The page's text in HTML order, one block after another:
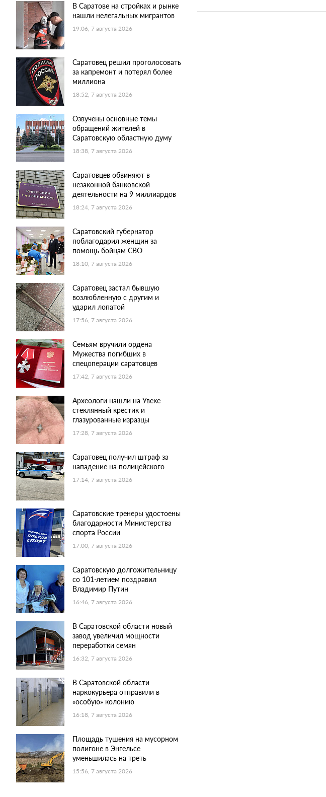
В Саратове на стройках и рынке
нашли нелегальных мигрантов
19:06, 7 августа 2026
Саратовец решил проголосовать
за капремонт и потерял более
миллиона
18:52, 7 августа 2026
Озвучены основные темы
обращений жителей в
Саратовскую областную думу
18:38, 7 августа 2026
Саратовцев обвиняют в
незаконной банковской
деятельности на 9 миллиардов
18:24, 7 августа 2026
Саратовский губернатор
поблагодарил женщин за
помощь бойцам СВО
18:10, 7 августа 2026
Саратовец застал бывшую
возлюбленную с другим и
ударил лопатой
17:56, 7 августа 2026
Семьям вручили ордена
Мужества погибших в
спецоперации саратовцев
17:42, 7 августа 2026
Археологи нашли на Увеке
стеклянный крестик и
глазурованные изразцы
17:28, 7 августа 2026
Саратовец получил штраф за
нападение на полицейского
17:14, 7 августа 2026
Саратовские тренеры удостоены
благодарности Министерства
спорта России
17:00, 7 августа 2026
Саратовскую долгожительницу
со 101-летием поздравил
Владимир Путин
16:46, 7 августа 2026
В Саратовской области новый
завод увеличил мощности
переработки семян
16:32, 7 августа 2026
В Саратовской области
наркокурьера отправили в
«особую» колонию
16:18, 7 августа 2026
Площадь тушения на мусорном
полигоне в Энгельсе
уменьшилась на треть
15:56, 7 августа 2026